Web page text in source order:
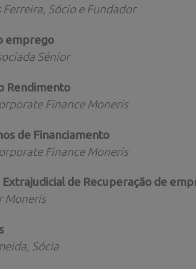
Sócio e Fundador
emprego
Sénior
Rendimento
Finance Moneris
de Financiamento
Finance Moneris
Extrajudicial de Recuperação de
Moneris
Sócia